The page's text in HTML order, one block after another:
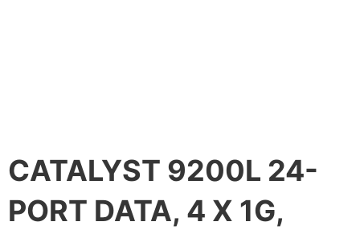
CATALYST 9200L 24-
PORT DATA, 4 X 1G,